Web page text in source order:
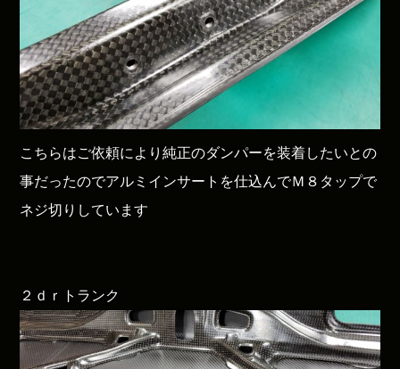
こちらはご依頼により純正のダンパーを装着したいとの
事だったのでアルミインサートを仕込んでＭ８タップで
ネジ切りしています
２ｄｒトランク